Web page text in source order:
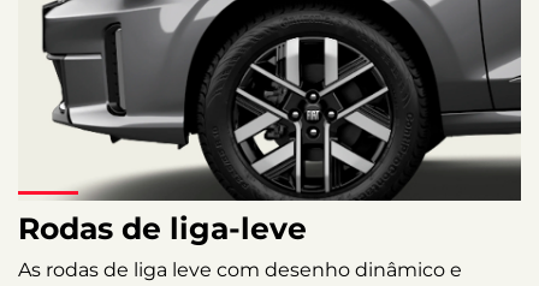
Rodas de liga-leve
As rodas de liga leve com desenho dinâmico e